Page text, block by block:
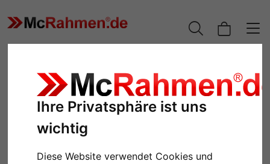
Ihre Privatsphäre ist uns
wichtig
Diese Website verwendet Cookies und